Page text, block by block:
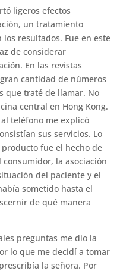
ligeros efectos
un tratamiento
resultados. Fue en este
de considerar
En las revistas
cantidad de números
que traté de llamar. No
central en Hong Kong.
teléfono me explicó
sus servicios. Lo
fue el hecho de
la asociación
del paciente y el
sometido hasta el
de qué manera
preguntas me dio la
lo que me decidí a tomar
la señora. Por